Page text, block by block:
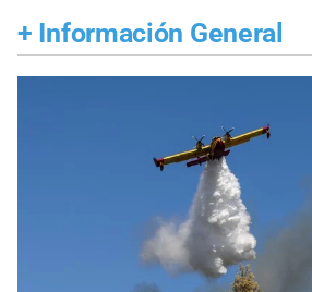
+ Información General